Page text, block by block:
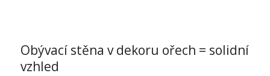
Obývací stěna v dekoru ořech = solidní
vzhled